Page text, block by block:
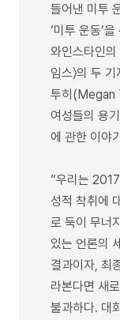
들어낸 미투
‘미투 운동’
와인스타인의
임스〉의 두
투히(Megan
여성들의 용
에 관한 이야
“우리는
성적 착취에
로 둑이 무너
있는 언론의
결과이자, 최
라본다면 새
불과하다. 대